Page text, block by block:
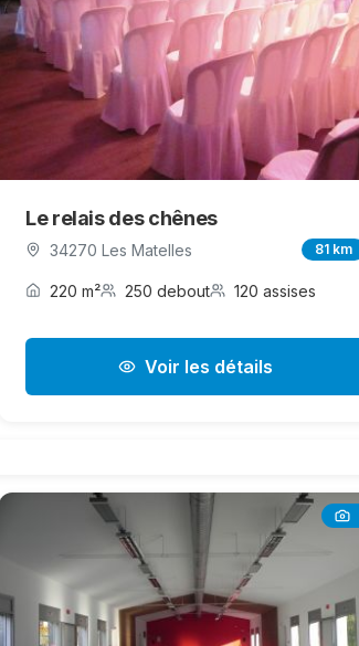
Le relais des chênes
34270 Les Matelles 81 km
220 m² 250 debout 120 assises
Voir les détails